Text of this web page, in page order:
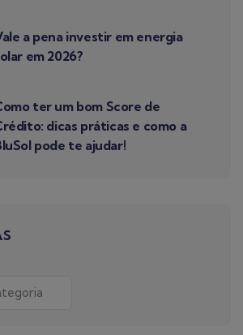
a pena investir em energia
em 2026?
ter um bom Score de
dicas práticas e como a
pode te ajudar!